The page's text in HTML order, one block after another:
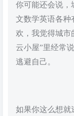
你可能还会说，
文数学英语各种
欢，我觉得城市
云小屋”里经常
逃避自己。
如果你这么想就